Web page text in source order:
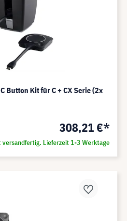
Button Kit für C + CX Serie (2x
308,21 €*
versandfertig. Lieferzeit 1-3 Werktage